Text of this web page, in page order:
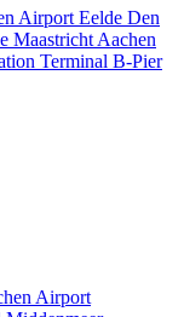
Airport Eelde Den
Maastricht Aachen
Terminal B-Pier
Airport